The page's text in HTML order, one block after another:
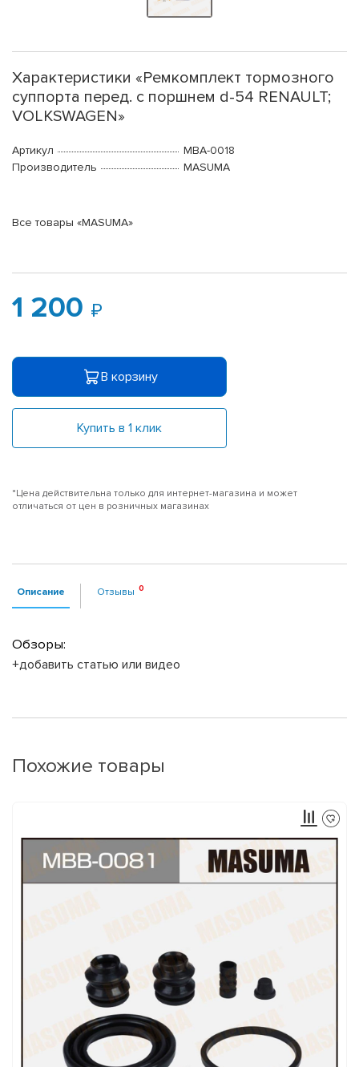
Характеристики «Ремкомплект тормозного
суппорта перед. с поршнем d-54 RENAULT;
VOLKSWAGEN»
Артикул
MBA-0018
Производитель
MASUMA
Все товары «MASUMA»
1 200
В корзину
Купить в 1 клик
*Цена действительна только для интернет-магазина и может
отличаться от цен в розничных магазинах
Описание Отзывы
Обзоры:
+добавить статью или видео
Похожие товары